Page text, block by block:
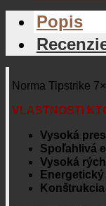
Popis
Norma Tipstrike
VLASTNOSTI
Vysoká
Spoľahlivá
Vysoká